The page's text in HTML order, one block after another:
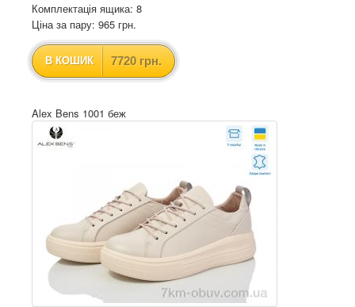
Комплектація ящика: 8
Ціна за пару: 965 грн.
В КОШИК 7720 грн.
Alex Bens 1001 беж